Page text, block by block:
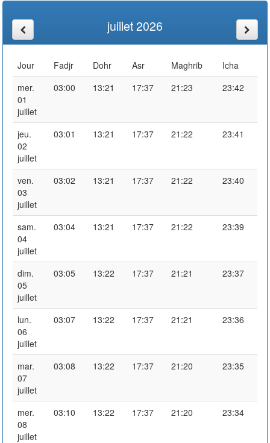
juillet 2026
Jour Fadjr Dohr Asr Maghrib
Icha
mer.
01
juillet
03:00 13:21 17:37 21:23 23:42
jeu.
02
juillet
03:01 13:21 17:37 21:22 23:41
ven.
03
juillet
03:02 13:21 17:37 21:22 23:40
sam.
04
juillet
03:04 13:21 17:37 21:22 23:39
dim.
05
juillet
03:05 13:22 17:37 21:21 23:37
lun.
06
juillet
03:07 13:22 17:37 21:21 23:36
mar.
07
juillet
03:08 13:22 17:37 21:20 23:35
mer.
08
juillet
03:10 13:22 17:37 21:20 23:34